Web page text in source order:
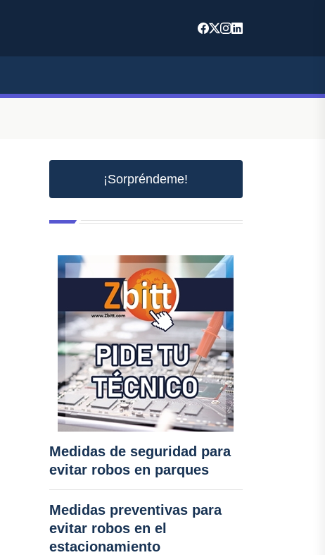
¡Sorpréndeme!
Medidas de seguridad para
evitar robos en parques
Medidas preventivas para
evitar robos en el
estacionamiento